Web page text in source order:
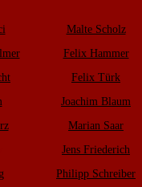
Malte Scholz
Felix Hammer
Felix Türk
Joachim Blaum
Marian Saar
Jens Friederich
Philipp Schreiber